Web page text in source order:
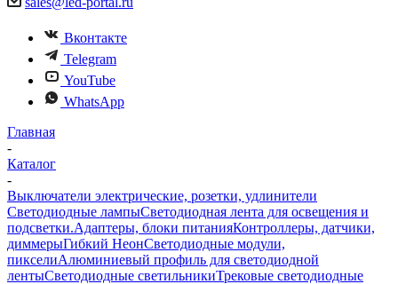
Вконтакте
Telegram
YouTube
WhatsApp
Главная
-
Каталог
-
Выключатели электрические, розетки, удлинители
Светодиодные лампыСветодиодная лента для освещения и
подсветки.Адаптеры, блоки питанияКонтроллеры, датчики,
диммерыГибкий НеонСветодиодные модули,
пикселиАлюминиевый профиль для светодиодной
лентыСветодиодные светильникиТрековые светодиодные